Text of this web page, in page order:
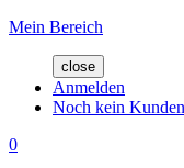
Mein Bereich
close
Anmelden
Noch kein
0